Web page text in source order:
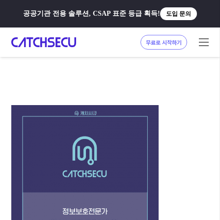
공공기관 전용 솔루션, CSAP 표준 등급 획득! 도입 문의
무료로 시작하기